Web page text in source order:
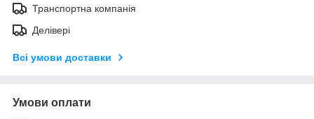
Транспортна компанія
Делівері
Всі умови доставки
Умови оплати